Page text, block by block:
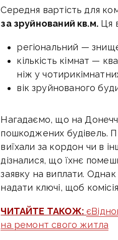
Середня вартість для
за зруйнований кв.м. Ця
регіональний —
кількість кімнат —
ніж у
вік зруйнованого
Нагадаємо, що на
пошкоджених будівель. П
виїхали за кордон чи в
дізналися, що їхнє
заявку на виплати.
надати ключі, щоб
ЧИТАЙТЕ ТАКОЖ:
на ремонт свого житла